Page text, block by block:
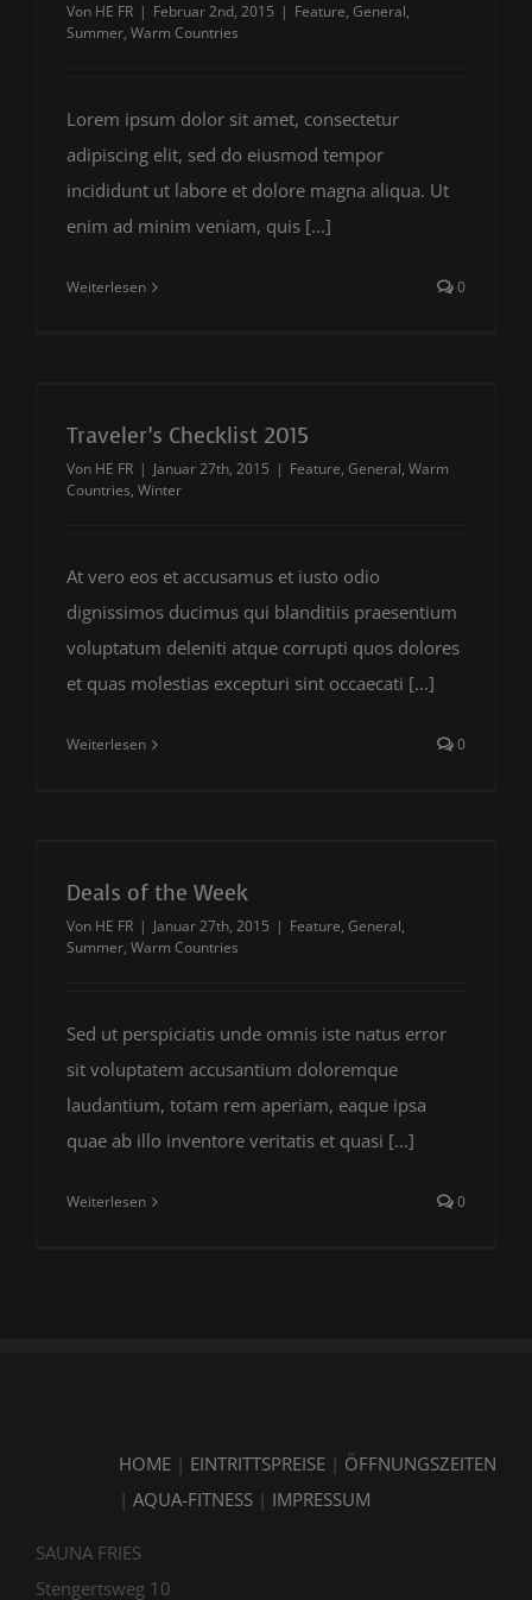
Von HE FR | Februar 2nd, 2015 | Feature, General,
Summer, Warm Countries
Lorem ipsum dolor sit amet, consectetur
adipiscing elit, sed do eiusmod tempor
incididunt ut labore et dolore magna aliqua. Ut
enim ad minim veniam, quis [...]
Weiterlesen 0
Traveler’s Checklist 2015
Von HE FR | Januar 27th, 2015 | Feature, General, Warm
Countries, Winter
At vero eos et accusamus et iusto odio
dignissimos ducimus qui blanditiis praesentium
voluptatum deleniti atque corrupti quos dolores
et quas molestias excepturi sint occaecati [...]
Weiterlesen 0
Deals of the Week
Von HE FR | Januar 27th, 2015 | Feature, General,
Summer, Warm Countries
Sed ut perspiciatis unde omnis iste natus error
sit voluptatem accusantium doloremque
laudantium, totam rem aperiam, eaque ipsa
quae ab illo inventore veritatis et quasi [...]
Weiterlesen 0
HOME | EINTRITTSPREISE | ÖFFNUNGSZEITEN
| AQUA-FITNESS | IMPRESSUM
SAUNA FRIES
Stengertsweg 10